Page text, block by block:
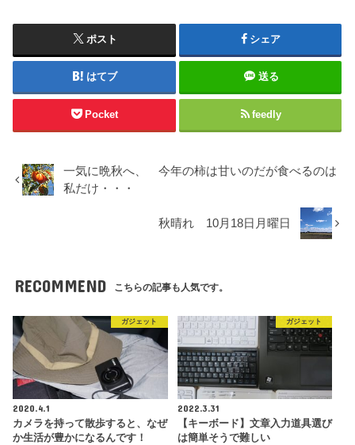
ポスト シェア
はてブ 送る
Pocket feedly
一気に晩秋へ、 今年の柿は甘いのだが食べるのは
私だけ・・・
秋晴れ 10月18日月曜日
RECOMMEND こちらの記事も人気です。
ガジェット
2020.4.1
カメラを持って散歩すると、なぜ
か生活が豊かになるんです！
ガジェット
2022.3.31
【キーボード】文章入力道具選び
は簡単そうで難しい